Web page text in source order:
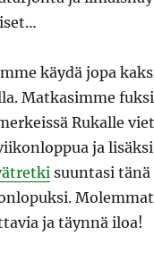
käydä jopa
Matkasimme
Rukalle
ja
suuntasi tänä
ja täynnä iloa!